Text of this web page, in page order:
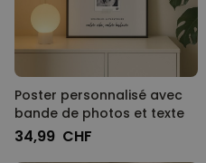
Poster personnalisé avec
bande de photos et texte
34,99 CHF